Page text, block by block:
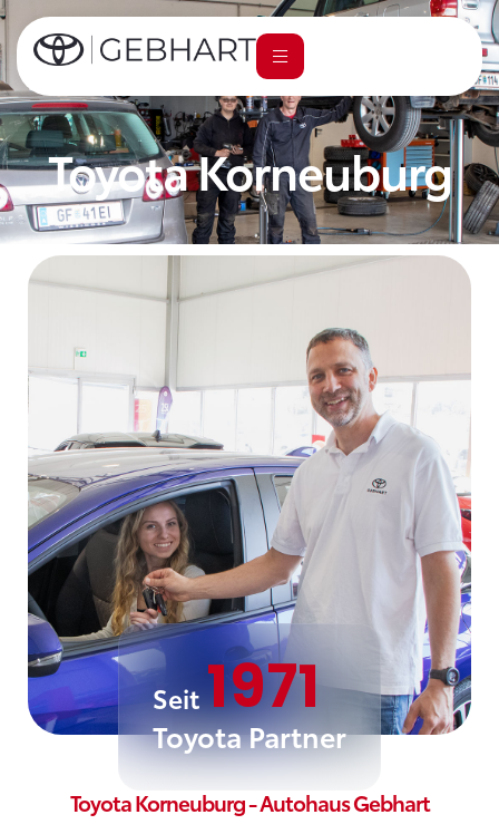
Toyota Korneuburg
Seit 1971
Toyota Partner
Toyota Korneuburg - Autohaus Gebhart